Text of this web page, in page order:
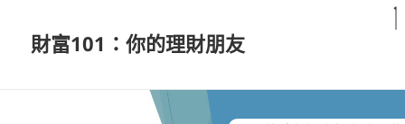
財富101：你的理財朋友